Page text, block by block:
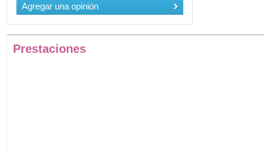
Agregar una opinión
Prestaciones